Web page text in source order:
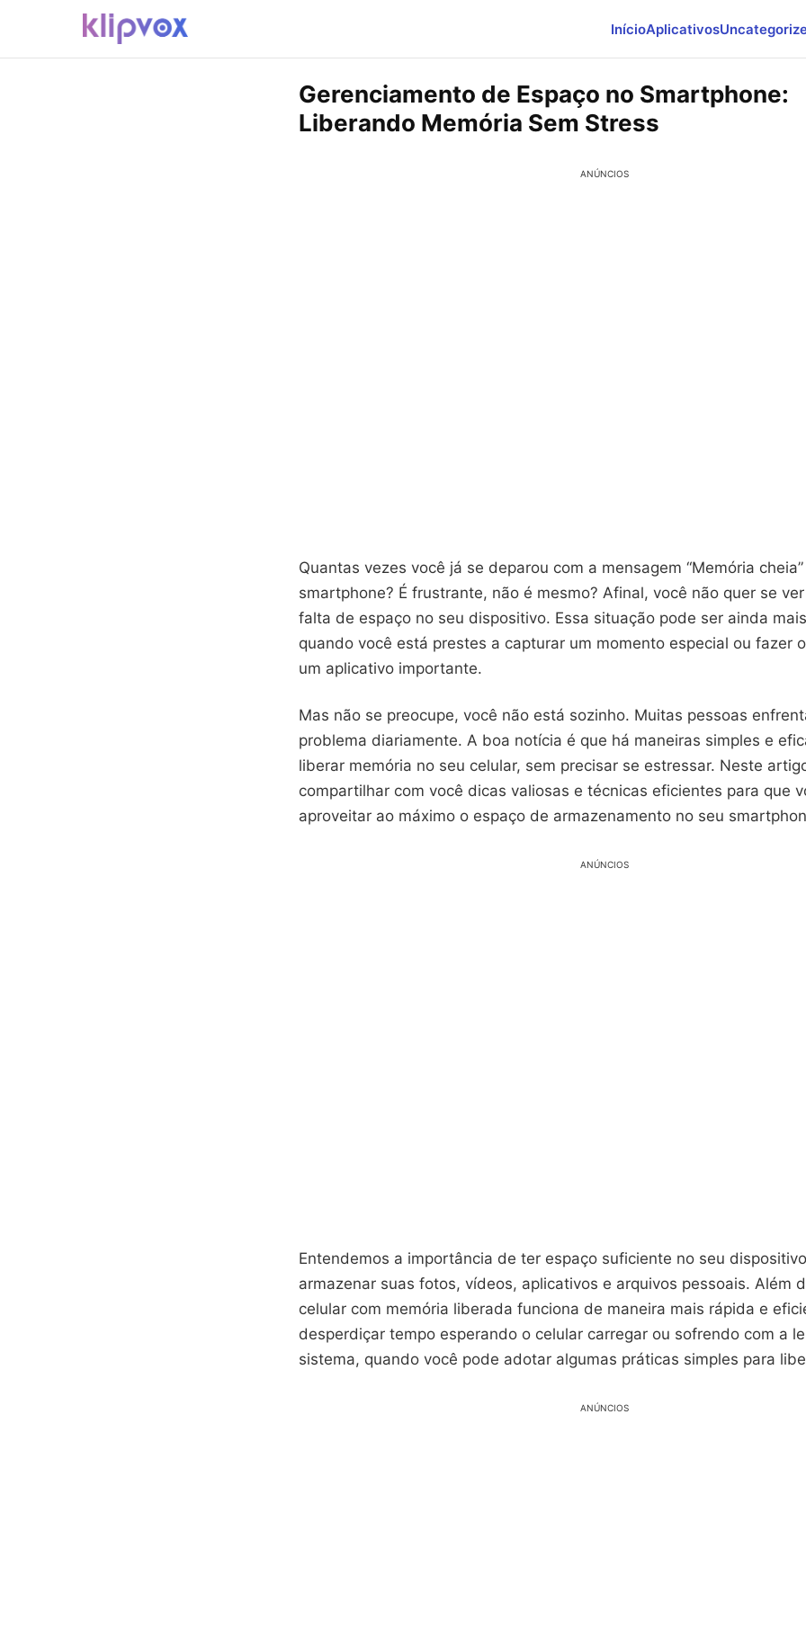
InícioAplicativos
Gerenciamento de Espaço no Smartphone:
Liberando Memória Sem Stress
ANÚNCIOS
Quantas vezes você já se deparou com a mensagem “Memória
smartphone? É frustrante, não é mesmo? Afinal, você não quer se
falta de espaço no seu dispositivo. Essa situação pode ser ainda
quando você está prestes a capturar um momento especial ou fazer
um aplicativo importante.
Mas não se preocupe, você não está sozinho. Muitas pessoas
problema diariamente. A boa notícia é que há maneiras simples e
liberar memória no seu celular, sem precisar se estressar. Neste
compartilhar com você dicas valiosas e técnicas eficientes para que
aproveitar ao máximo o espaço de armazenamento no seu
ANÚNCIOS
Entendemos a importância de ter espaço suficiente no seu
armazenar suas fotos, vídeos, aplicativos e arquivos pessoais. Além
celular com memória liberada funciona de maneira mais rápida e
desperdiçar tempo esperando o celular carregar ou sofrendo com a
sistema, quando você pode adotar algumas práticas simples para
ANÚNCIOS